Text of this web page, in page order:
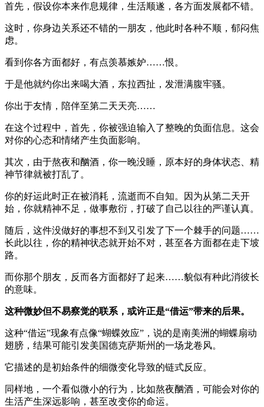
首先，假设你本来作息规律，生活顺遂，各方面发展都不错。
这时，你身边关系还不错的一朋友，他此时各种不顺，郁闷焦
虑。
看到你各方面都好，有点羡慕嫉妒……恨。
于是他就约你出来喝大酒，东拉西扯，发泄满腹牢骚。
你出于友情，陪伴至第二天天亮……
在这个过程中，首先，你被强迫输入了整晚的负面信息。这会
对你的心态和情绪产生负面影响。
其次，由于熬夜和酗酒，你一晚没睡，原本好的身体状态、精
神节律就被打乱了。
你的好运此时正在被消耗，流逝而不自知。因为从第二天开
始，你就精神不足，做事敷衍，打破了自己以往的严谨认真。
随后，这件没做好的事想不到又引发了下一个棘手的问题……
长此以往，你的精神状态就开始不对，甚至各方面都在走下坡
路。
而你那个朋友，反而各方面都好了起来……貌似有种此消彼长
的意味。
这种微妙但不易察觉的联系，或许正是“借运”带来的后果。
这种“借运”现象有点像“蝴蝶效应”，说的是南美洲的蝴蝶扇动
翅膀，结果可能引发美国德克萨斯州的一场龙卷风。
它描述的是初始条件的细微变化导致的链式反应。
同样地，一个看似微小的行为，比如熬夜酗酒，可能会对你的
生活产生深远影响，甚至改变你的命运。